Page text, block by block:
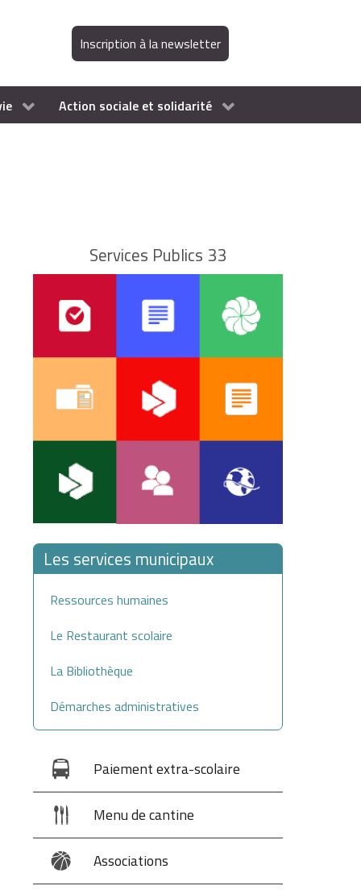
Inscription à la newsletter
Action sociale et solidarité
Services Publics 33
Les services municipaux
Ressources humaines
Le Restaurant scolaire
La Bibliothèque
Démarches administratives
Paiement extra-scolaire
Menu de cantine
Associations